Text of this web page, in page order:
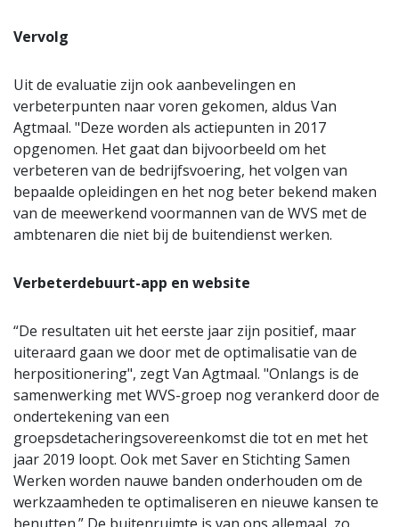
Vervolg
Uit de evaluatie zijn ook aanbevelingen en
verbeterpunten naar voren gekomen, aldus Van
Agtmaal. "Deze worden als actiepunten in 2017
opgenomen. Het gaat dan bijvoorbeeld om het
verbeteren van de bedrijfsvoering, het volgen van
bepaalde opleidingen en het nog beter bekend maken
van de meewerkend voormannen van de WVS met de
ambtenaren die niet bij de buitendienst werken.
Verbeterdebuurt-app en website
“De resultaten uit het eerste jaar zijn positief, maar
uiteraard gaan we door met de optimalisatie van de
herpositionering", zegt Van Agtmaal. "Onlangs is de
samenwerking met WVS-groep nog verankerd door de
ondertekening van een
groepsdetacheringsovereenkomst die tot en met het
jaar 2019 loopt. Ook met Saver en Stichting Samen
Werken worden nauwe banden onderhouden om de
werkzaamheden te optimaliseren en nieuwe kansen te